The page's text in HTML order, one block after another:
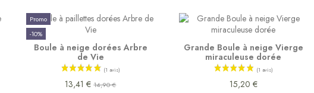
Promo
-10%
Boule à neige dorées Arbre
de Vie
13,41 €14,90 €
Grande Boule à neige Vierge
miraculeuse dorée
15,20 €